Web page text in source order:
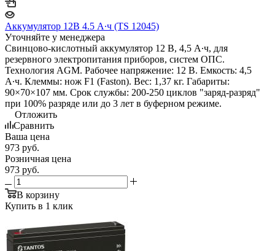
Аккумулятор 12В 4.5 А∙ч (TS 12045)
Уточняйте у менеджера
Свинцово-кислотный аккумулятор 12 В, 4,5 А∙ч, для
резервного электропитания приборов, систем ОПС.
Технология AGM. Рабочее напряжение: 12 В. Емкость: 4,5
А∙ч. Клеммы: нож F1 (Faston). Вес: 1,37 кг. Габариты:
90×70×107 мм. Срок службы: 200-250 циклов "заряд-разряд"
при 100% разряде или до 3 лет в буферном режиме.
Отложить
Сравнить
Ваша цена
973 руб.
Розничная цена
973 руб.
В корзину
Купить в 1 клик